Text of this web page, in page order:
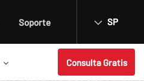
Soporte SP
Consulta Gratis